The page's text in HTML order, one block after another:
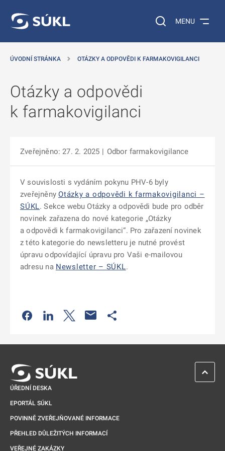
Vyhledávání na
MENU
ÚVODNÍ STRÁNKA OTÁZKY A ODPOVĚDI K FARMAKOVIGILANCI
Otázky a odpovědi
k farmakovigilanci
Zveřejněno: 27. 2. 2025 | Odbor farmakovigilance
V souvislosti s vydáním pokynu PHV-6 byly
zveřejněnyOtázky a odpovědi k farmakovigilanci –
SÚKL. Sekce webu Otázky a odpovědi bude pro odběr
novinek zařazena do nové kategorie „Otázky
a odpovědi k farmakovigilanci“. Pro zařazení novinek
z této kategorie do newsletteru je nutné provést
úpravu odpovídající úpravu pro Vaši e-mailovou
adresu na Newsletter – SÚKL.
Odkaz se otevře na nové kartě
Odkaz se otevře na nové kartě
Odkaz se otevře na nové kartě
ÚŘEDNÍ DESKA
EPORTÁL SÚKL
POVINNĚ ZVEŘEJŇOVANÉ INFORMACE
PŘEHLED DŮLEŽITÝCH INFORMACÍ
VEŘEJNÉ ZAKÁZKY
ZPĚT